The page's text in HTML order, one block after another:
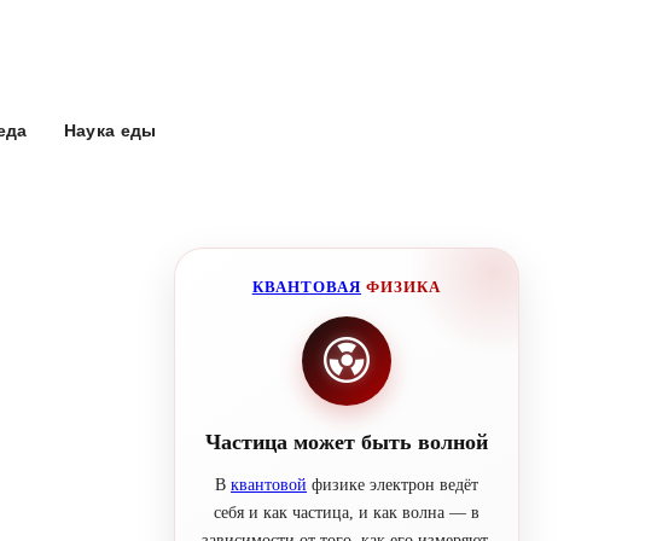
Наука еды
КВАНТОВАЯ ФИЗИКА
Частица может быть волной
В квантовой физике электрон ведёт
себя и как частица, и как волна — в